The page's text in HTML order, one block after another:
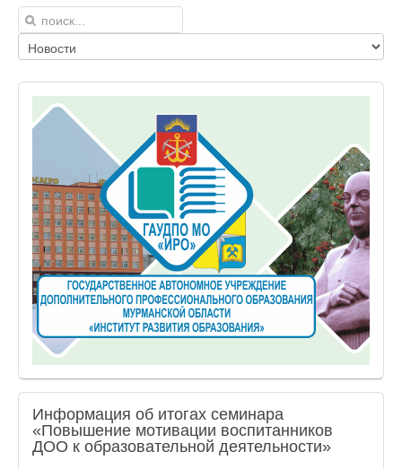
Информация об итогах семинара
«Повышение мотивации воспитанников
ДОО к образовательной деятельности»